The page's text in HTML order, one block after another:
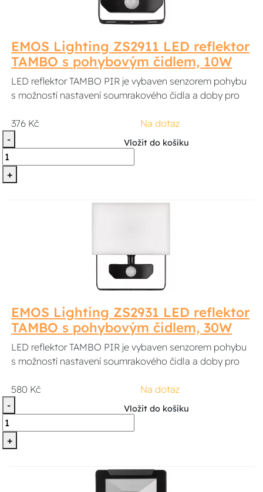
EMOS Lighting ZS2911 LED reflektor
TAMBO s pohybovým čidlem, 10W
LED reflektor TAMBO PIR je vybaven senzorem pohybu
s možností nastavení soumrakového čidla a doby pro
376 Kč
Na dotaz
-
+
Vložit do košíku
EMOS Lighting ZS2931 LED reflektor
TAMBO s pohybovým čidlem, 30W
LED reflektor TAMBO PIR je vybaven senzorem pohybu
s možností nastavení soumrakového čidla a doby pro
580 Kč
Na dotaz
-
+
Vložit do košíku